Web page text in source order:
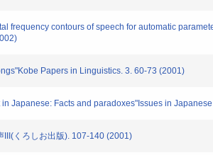
frequency contours of speech for automatic
Papers in Linguistics. 3. 60-73 (2001)
Japanese: Facts and paradoxes"Issues in
III(くろしお出版). 107-140 (2001)